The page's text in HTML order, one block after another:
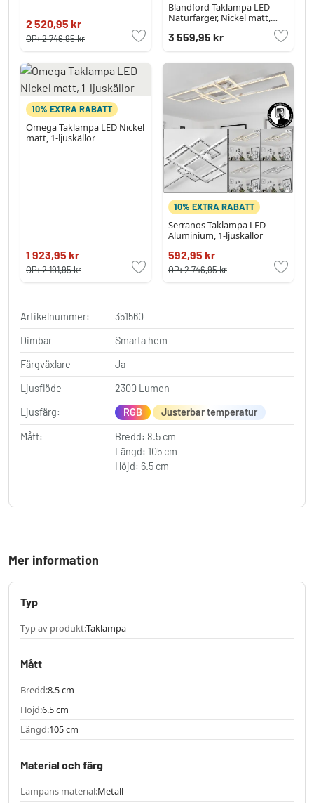
2 520,95 kr
OP:2 746,95 kr
Blandford Taklampa LED
Naturfärger, Nickel matt,
Fjärrkontroll
3 559,95 kr
10% EXTRA RABATT
Omega Taklampa LED Nickel
matt, 1-ljuskällor
1 923,95 kr
OP:2 191,95 kr
10% EXTRA RABATT
Serranos Taklampa LED
Aluminium, 1-ljuskällor
592,95 kr
OP:2 746,95 kr
Artikelnummer:
351560
Dimbar
Smarta hem
Färgväxlare
Ja
Ljusflöde
2300 Lumen
Ljusfärg:
RGB Justerbar temperatur
Mått:
Bredd: 8.5 cm
Längd: 105 cm
Höjd: 6.5 cm
Mer information
Typ
Typ av produkt:Taklampa
Mått
Bredd:8.5 cm
Höjd:6.5 cm
Längd:105 cm
Material och färg
Lampans material:Metall